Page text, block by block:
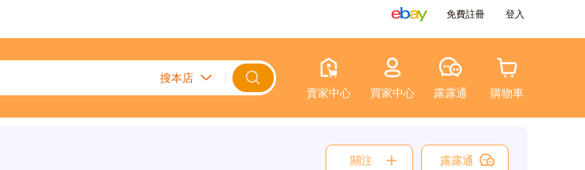
免費註冊 登入
賣家中心 買家中心 露露通 購物車
關注 露露通